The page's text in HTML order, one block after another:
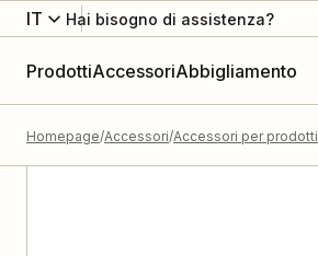
IT Hai bisogno di assistenza?
ProdottiAccessoriAbbigliamento
Homepage Accessori Accessori per prodotti